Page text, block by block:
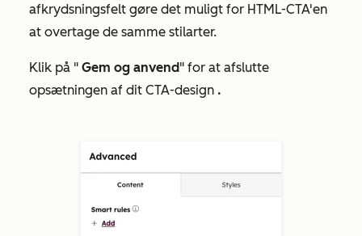
afkrydsningsfelt gøre det muligt for HTML-CTA'en
at overtage de samme stilarter.
Klik på " Gem og anvend" for at afslutte
opsætningen af dit CTA-design .